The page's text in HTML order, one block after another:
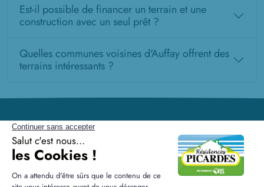
Est-il possible de financer un terrain et une
construction avec un seul prêt ?
Quelles communes voisines d'Auffay offrent des
terrains intéressants ?